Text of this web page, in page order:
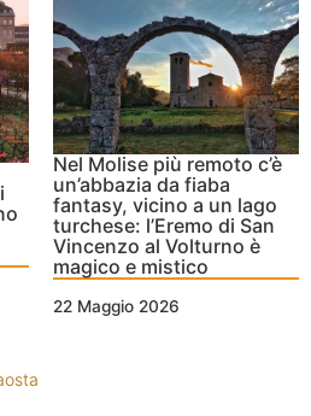
Nel Molise più remoto c’è
un’abbazia da fiaba
fantasy, vicino a un lago
turchese: l’Eremo di San
Vincenzo al Volturno è
magico e mistico
22 Maggio 2026